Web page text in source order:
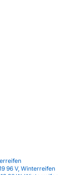
96 V, Winterreifen